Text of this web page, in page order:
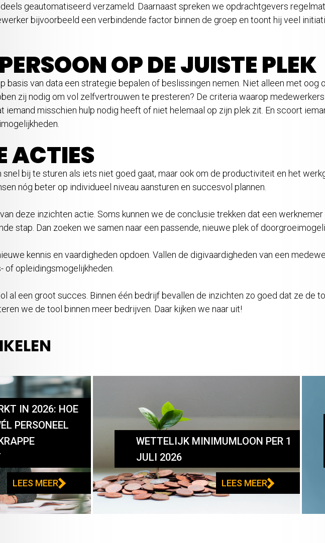
geautomatiseerd verzameld. Daarnaast spreken we opdrachtgevers
bijvoorbeeld een verbindende factor binnen de groep en toont hij veel
OP DE JUISTE PLEK
basis van data een strategie bepalen of beslissingen nemen. Niet alleen met oog
zij nodig om vol zelfvertrouwen te presteren? De criteria waarop
iemand misschien hulp nodig heeft of niet helemaal op zijn plek zit. En scoort
ACTIES
bij te sturen als iets niet goed gaat, maar ook om de productiviteit en het
nóg beter op individueel niveau aansturen en succesvol plannen.
deze inzichten actie. Soms kunnen we de conclusie trekken dat een
stap. Dan zoeken we samen naar een passende, nieuwe plek of
kennis en vaardigheden opdoen. Vallen de digivaardigheden van een
of opleidingsmogelijkheden.
al een groot succes. Binnen één bedrijf bevallen de inzichten zo goed dat ze de
we de tool binnen meer bedrijven. Daar kijken we naar uit!
IN 2026: HOE
PERSONEEL
LEES MEER
WETTELIJK MINIMUMLOON PER 1
JULI 2026
LEES MEER